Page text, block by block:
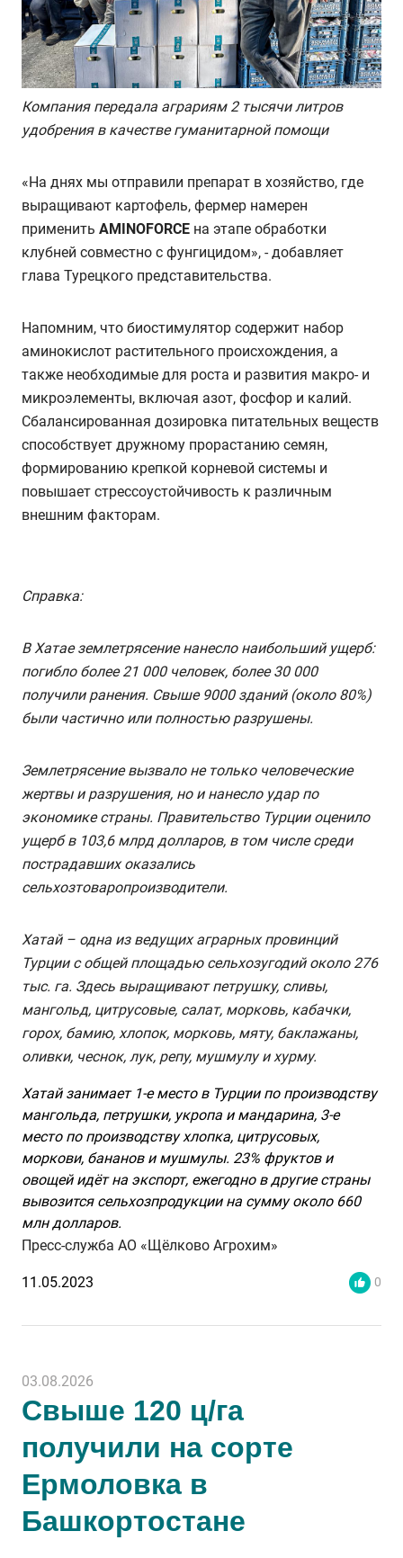
Компания передала аграриям 2 тысячи литров
удобрения в качестве гуманитарной помощи
«На днях мы отправили препарат в хозяйство, где
выращивают картофель, фермер намерен
применить AMINOFORCE на этапе обработки
клубней совместно с фунгицидом», - добавляет
глава Турецкого представительства.
Напомним, что биостимулятор содержит набор
аминокислот растительного происхождения, а
также необходимые для роста и развития макро- и
микроэлементы, включая азот, фосфор и калий.
Сбалансированная дозировка питательных веществ
способствует дружному прорастанию семян,
формированию крепкой корневой системы и
повышает стрессоустойчивость к различным
внешним факторам.
Справка:
В Хатае землетрясение нанесло наибольший ущерб:
погибло более 21 000 человек, более 30 000
получили ранения. Свыше 9000 зданий (около 80%)
были частично или полностью разрушены.
Землетрясение вызвало не только человеческие
жертвы и разрушения, но и нанесло удар по
экономике страны. Правительство Турции оценило
ущерб в 103,6 млрд долларов, в том числе среди
пострадавших оказались
сельхозтоваропроизводители.
Хатай – одна из ведущих аграрных провинций
Турции с общей площадью сельхозугодий около 276
тыс. га. Здесь выращивают петрушку, сливы,
мангольд, цитрусовые, салат, морковь, кабачки,
горох, бамию, хлопок, морковь, мяту, баклажаны,
оливки, чеснок, лук, репу, мушмулу и хурму.
Хатай занимает 1-е место в Турции по производству
мангольда, петрушки, укропа и мандарина, 3-е
место по производству хлопка, цитрусовых,
моркови, бананов и мушмулы. 23% фруктов и
овощей идёт на экспорт, ежегодно в другие страны
вывозится сельхозпродукции на сумму около 660
млн долларов.
Пресс-служба АО «Щёлково Агрохим»
11.05.2023 0
03.08.2026
Свыше 120 ц/га
получили на сорте
Ермоловка в
Башкортостане